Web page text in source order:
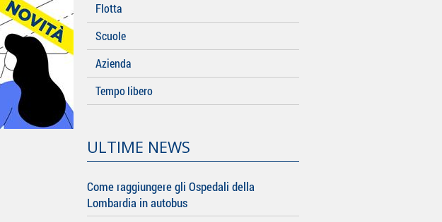
Flotta
Scuole
Azienda
Tempo libero
ULTIME NEWS
Come raggiungere gli Ospedali della
Lombardia in autobus